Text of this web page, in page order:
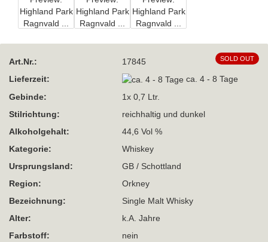
SOLD OUT
Art.Nr.:
17845
Lieferzeit:
ca. 4 - 8 Tage
Gebinde:
1x 0,7 Ltr.
Stilrichtung:
reichhaltig und dunkel
Alkoholgehalt:
44,6 Vol %
Kategorie:
Whiskey
Ursprungsland:
GB / Schottland
Region:
Orkney
Bezeichnung:
Single Malt Whisky
Alter:
k.A. Jahre
Farbstoff:
nein